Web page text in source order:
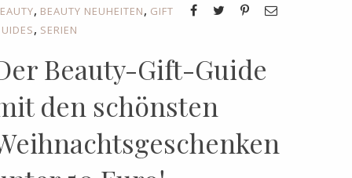
, BEAUTY NEUHEITEN, GIFT
, SERIEN
Beauty-Gift-Guide
den schönsten